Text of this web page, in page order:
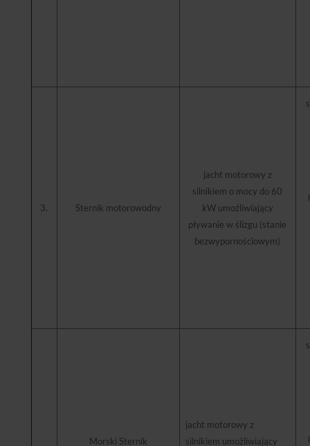
3. Sternik motorowodny
jacht motorowy z
silnikiem o mocy do 60
kW umożliwiający
pływanie w ślizgu (stanie
bezwypornościowym)
Morski Sternik
jacht motorowy z
silnikiem umożliwiający